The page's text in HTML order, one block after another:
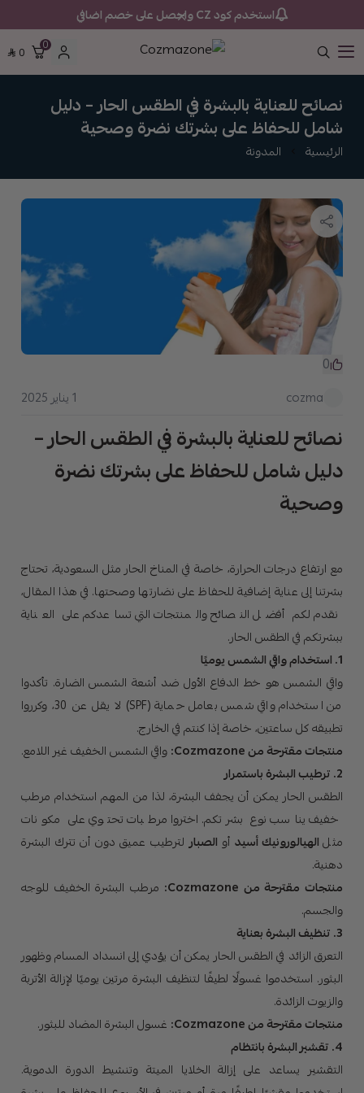
استخدم كود CZ واحصل على خصم اضافي
Cozmazone
0
0
نصائح للعناية بالبشرة في الطقس الحار – دليل
شامل للحفاظ على بشرتك نضرة وصحية
الرئيسية المدونة
0
cozma 1 يناير 2025
نصائح للعناية بالبشرة في الطقس الحار –
دليل شامل للحفاظ على بشرتك نضرة
وصحية
مع ارتفاع درجات الحرارة، خاصة في المناخ الحار مثل السعودية، تحتاج
بشرتنا إلى عناية إضافية للحفاظ على نضارتها وصحتها. في هذا المقال،
نقدم لكم أفضل النصائح والمنتجات التي تساعدكم على العناية
ببشرتكم في الطقس الحار.
1. استخدام واقي الشمس يوميًا
واقي الشمس هو خط الدفاع الأول ضد أشعة الشمس الضارة. تأكدوا
من استخدام واقي شمس بعامل حماية (SPF) لا يقل عن 30، وكرروا
تطبيقه كل ساعتين، خاصة إذا كنتم في الخارج.
منتجات مقترحة من Cozmazone:
واقي الشمس الخفيف غير اللامع.
2. ترطيب البشرة باستمرار
الطقس الحار يمكن أن يجفف البشرة، لذا من المهم استخدام مرطب
خفيف يناسب نوع بشرتكم. اختروا مرطبات تحتوي على مكونات
مثلالهيالورونيك أسيد أو الصبارلترطيب عميق دون أن تترك البشرة
دهنية.
منتجات مقترحة من Cozmazone:
مرطب البشرة الخفيف للوجه
والجسم.
3. تنظيف البشرة بعناية
التعرق الزائد في الطقس الحار يمكن أن يؤدي إلى انسداد المسام وظهور
البثور. استخدموا غسولًا لطيفًا لتنظيف البشرة مرتين يوميًا لإزالة الأتربة
والزيوت الزائدة.
منتجات مقترحة من Cozmazone:
غسول البشرة المضاد للبثور.
4. تقشير البشرة بانتظام
التقشير يساعد على إزالة الخلايا الميتة وتنشيط الدورة الدموية.